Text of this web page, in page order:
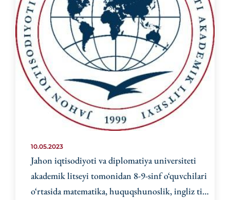
10.05.2023
Jahon iqtisodiyoti va diplomatiya universiteti
akademik litseyi tomonidan 8-9-sinf o‘quvchilari
o‘rtasida matematika, huquqshunoslik, ingliz tili